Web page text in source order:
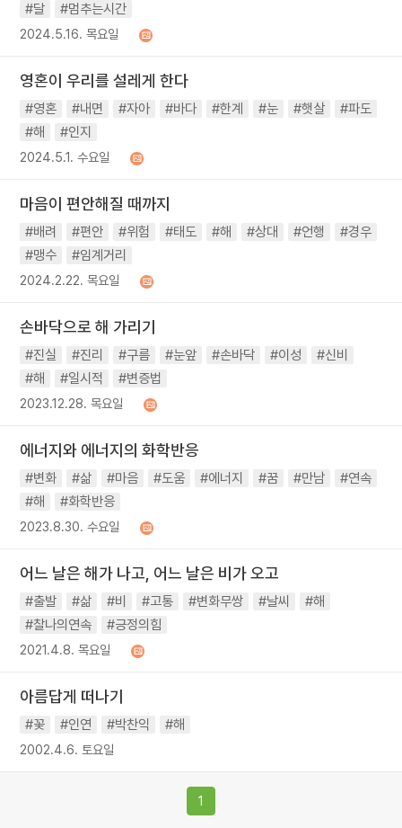
#달
#멈추는시간
2024.5.16. 목요일
영혼이 우리를 설레게 한다
#영혼 #내면 #자아 #바다 #한계 #눈 #햇살
#파도
#해
#인지
2024.5.1. 수요일
마음이 편안해질 때까지
#배려 #편안 #위험 #태도 #해 #상대 #언행
#경우
#맹수
#임계거리
2024.2.22. 목요일
손바닥으로 해 가리기
#진실 #진리 #구름 #눈앞 #손바닥 #이성
#신비
#해
#일시적 #변증법
2023.12.28. 목요일
에너지와 에너지의 화학반응
#변화 #삶 #마음 #도움 #에너지 #꿈 #만남
#연속
#해
#화학반응
2023.8.30. 수요일
어느 날은 해가 나고, 어느 날은 비가 오고
#출발 #삶 #비 #고통 #변화무쌍 #날씨
#해
#찰나의연속
#긍정의힘
2021.4.8. 목요일
아름답게 떠나기
#꽃 #인연 #박찬익 #해
2002.4.6. 토요일
1